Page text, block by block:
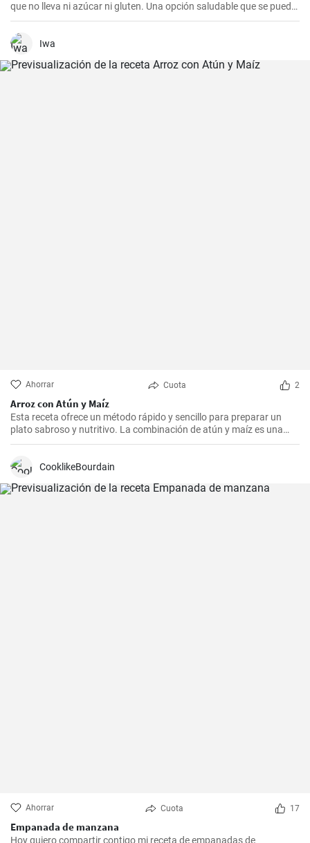
que no lleva ni azúcar ni gluten. Una opción saludable que se puede
adaptar a muchas personas.
Iwa
Ahorrar Cuota 2
Arroz con Atún y Maíz
Esta receta ofrece un método rápido y sencillo para preparar un
plato sabroso y nutritivo. La combinación de atún y maíz es una
excelente manera de agregar algo de proteína y color a nuestra
CooklikeBourdain
Ahorrar Cuota 17
Empanada de manzana
Hoy quiero compartir contigo mi receta de empanadas de